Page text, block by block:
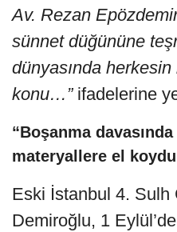
Av. Rezan
sünnet düğününe
dünyasında
konu…”ifadelerine
“Boşanma
materyallere el
Eski İstanbul 4. Sulh
Demiroğlu, 1